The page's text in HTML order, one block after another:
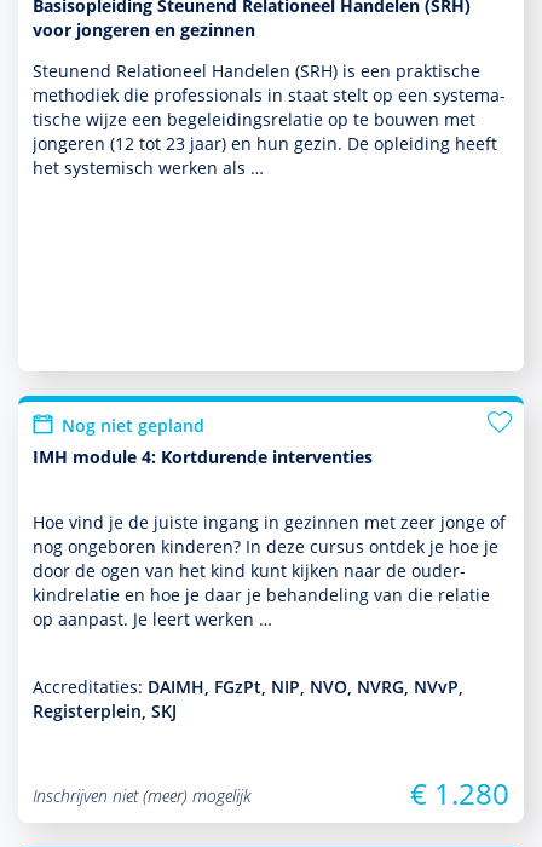
Basisopleiding Steunend Relationeel Handelen (SRH)
voor jongeren en gezinnen
Steunend Relationeel Han­delen (SRH) is een prak­tische
metho­diek die professionals in staat stelt op een syste­ma­
tische wijze een bege­lei­dingsrelatie op te bouwen met
jongeren (12 tot 23 jaar) en hun gezin. De opleiding heeft
het systemisch werken als …
Nog niet gepland
IMH module 4: Kortdurende interventies
Hoe vind je de juiste ingang in gezin­nen met zeer jonge of
nog ongeboren kin­de­ren? In deze cursus ontdek je hoe je
door de ogen van het kind kunt kijken naar de ouder-
kindrelatie en hoe je daar je behan­del­ing van die relatie
op aanpast. Je leert werken …
Accreditaties: DAIMH, FGzPt, NIP, NVO, NVRG, NVvP,
Registerplein, SKJ
Inschrijven niet (meer) mogelijk € 1.280